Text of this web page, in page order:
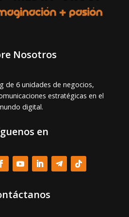
Nosotros
de 6 unidades de negocios,
estratégicas en el
digital.
en